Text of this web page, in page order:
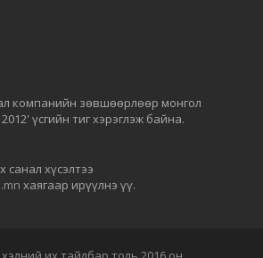
компанийн зөвшөөрлөөр монгол
үсгийн тиг хэрэглэж байна.
санал хүсэлтээ
хаягаар ирүүлнэ үү.